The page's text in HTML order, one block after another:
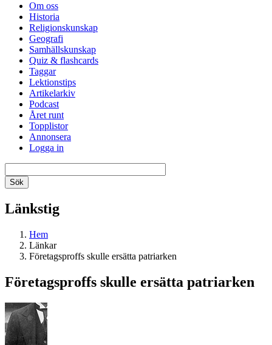
Om oss
Historia
Religionskunskap
Geografi
Samhällskunskap
Quiz & flashcards
Taggar
Lektionstips
Artikelarkiv
Podcast
Året runt
Topplistor
Annonsera
Logga in
Länkstig
Hem
Länkar
Företagsproffs skulle ersätta patriarken
Företagsproffs skulle ersätta patriarken